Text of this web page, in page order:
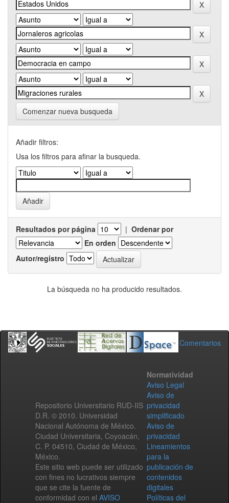
Comenzar nueva busqueda
Añadir filtros:
Usa los filtros para afinar la busqueda.
Resultados por página | Ordenar por
En orden
Autor/registro
La búsqueda no ha producido resultados.
Comentarios
Repositorio Universitario RUD-IIS
D.R. © 2010. Universidad
Nacional Autónoma de México.
Ciudad Universitaria, Coyoacán,
C. P. 04510, Ciudad de México,
México.
Este sitio web puede ser utilizado
con fines no lucrativos siempre
que se cite la fuente de
conformidad con el AVISO
Normatividad
Aviso Legal
Aviso de
privacidad
simplificado
Aviso de
privacidad
Lineamientos
para la
publicación de
contenidos
digitales
Políticas del